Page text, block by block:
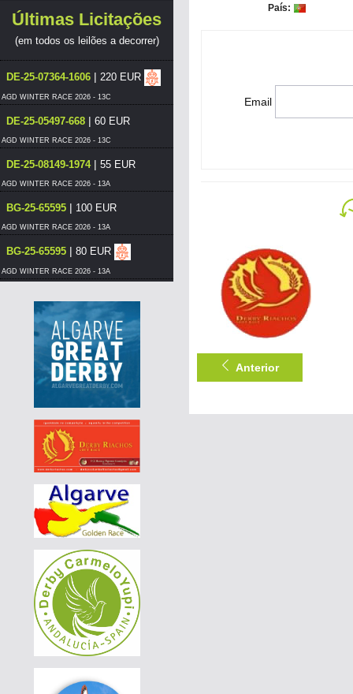
Últimas Licitações
(em todos os leilões a decorrer)
DE-25-07364-1606 | 220 EUR
AGD WINTER RACE 2026 - 13C
DE-25-05497-668 | 60 EUR
AGD WINTER RACE 2026 - 13C
DE-25-08149-1974| 55 EUR
AGD WINTER RACE 2026 - 13A
BG-25-65595 | 100 EUR
AGD WINTER RACE 2026 - 13A
BG-25-65595 | 80 EUR
AGD WINTER RACE 2026 - 13A
AGD WINTER RACE 2026 - 13A
DE-25-04425-1102|75 EUR
AGD WINTER RACE 2026 - 13B
PT-6066307-26|60 EUR
PT-6304623-26|55 EUR
DERBY BORRACHOS 2026 - 3A
DE-25-09521-124|85 EUR
AGD WINTER RACE 2026 - 13C
DE-25-09521-124|80 EUR
AGD WINTER RACE 2026 - 13C
BG-25-65595|70 EUR
AGD WINTER RACE 2026 - 13A
PT26-6007328|65 EUR
LUÍS MORAIS RACING PIGEONS
PT26-6007322 |65 EUR
PT25-5129708|90 EUR
País:
Email
Anterior